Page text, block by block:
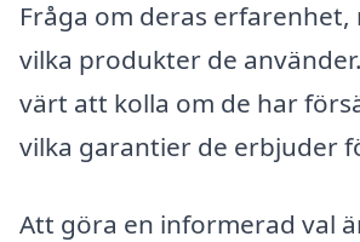
Fråga om deras erfarenhet,
vilka produkter de
värt att kolla om de har
vilka garantier de erbjuder
Att göra en informerad val